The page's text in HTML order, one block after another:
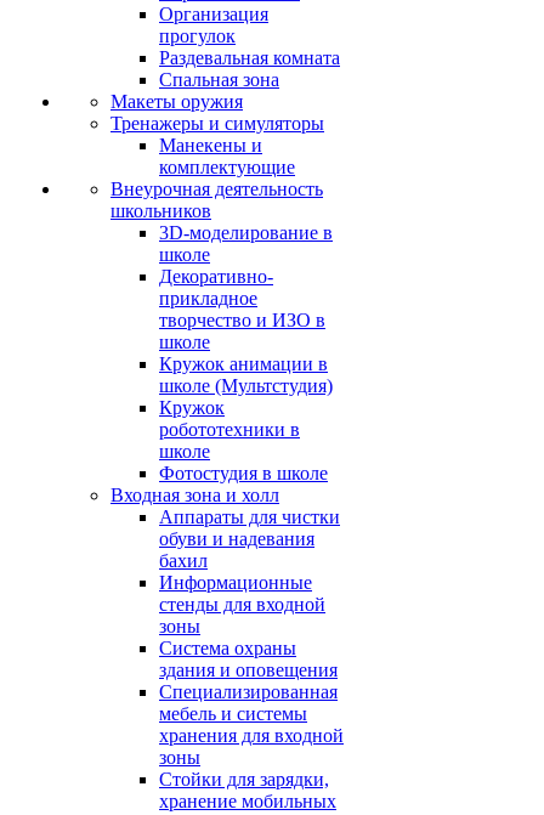
Организация
прогулок
Раздевальная комната
Спальная зона
Макеты оружия
Тренажеры и симуляторы
Манекены и
комплектующие
Внеурочная деятельность
школьников
3D-моделирование в
школе
Декоративно-
прикладное
творчество и ИЗО в
школе
Кружок анимации в
школе (Мультстудия)
Кружок
робототехники в
школе
Фотостудия в школе
Входная зона и холл
Аппараты для чистки
обуви и надевания
бахил
Информационные
стенды для входной
зоны
Система охраны
здания и оповещения
Специализированная
мебель и системы
хранения для входной
зоны
Стойки для зарядки,
хранение мобильных